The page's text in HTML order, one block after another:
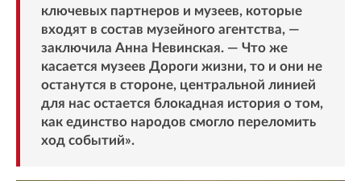
ключевых партнеров и музеев, которые
входят в состав музейного агентства, —
заключила Анна Невинская. — Что же
касается музеев Дороги жизни, то и они не
останутся в стороне, центральной линией
для нас остается блокадная история о том,
как единство народов смогло переломить
ход событий».